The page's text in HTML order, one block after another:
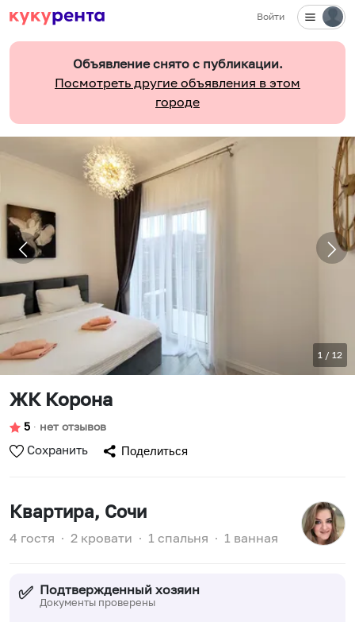
Войти
Объявление снято с публикации.
Посмотреть другие объявления в этом
городе
1 / 12
ЖК Корона
5 ∙ нет отзывов
Сохранить Поделиться
Квартира, Сочи
4 гостя ∙ 2 кровати ∙ 1 спальня ∙ 1 ванная
✅ Подтвержденный хозяин
Документы проверены